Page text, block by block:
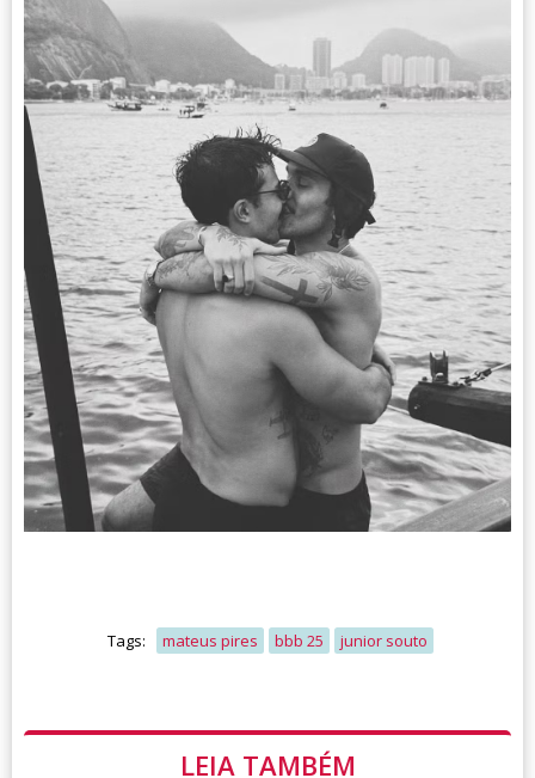
Tags: mateus pires bbb 25 junior souto
LEIA TAMBÉM